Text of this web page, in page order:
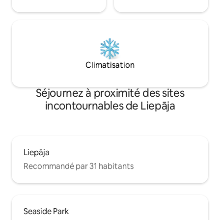
Climatisation
Séjournez à proximité des sites
incontournables de Liepāja
Liepāja
Recommandé par 31 habitants
Seaside Park